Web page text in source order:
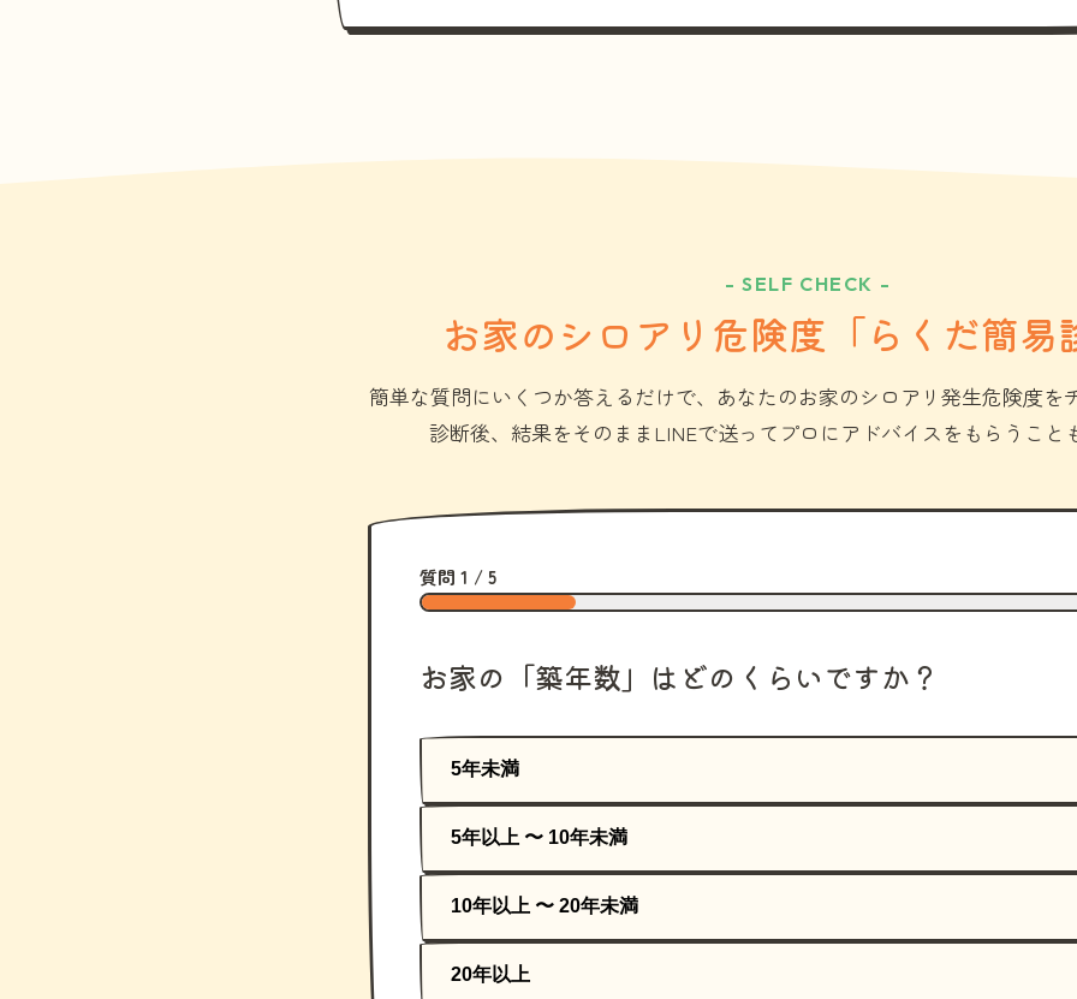
- SELF CHECK -
お家のシロアリ危険度「らくだ簡易
簡単な質問にいくつか答えるだけで、あなたのお家のシロアリ発生危険度を
診断後、結果をそのままLINEで送ってプロにアドバイスをもらうこと
質問 1 / 5
お家の「築年数」はどのくらいですか？
5年未満
5年以上 〜 10年未満
10年以上 〜 20年未満
20年以上